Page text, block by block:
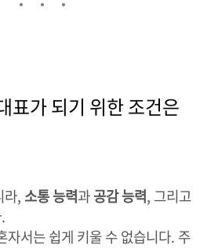
표가 되기 위한 조건은
라, 소통 능력과공감 능력, 그리고
자서는 쉽게 키울 수 없습니다. 주